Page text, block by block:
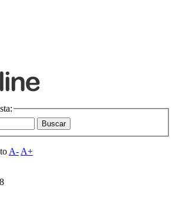
A- A+